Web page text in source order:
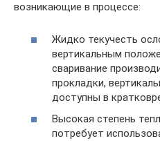
возникающие в процессе:
Жидко текучесть
вертикальным
сваривание
прокладки,
доступны в
Высокая степень
потребует